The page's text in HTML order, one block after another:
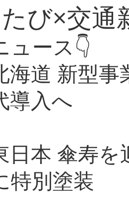
び×交通
ュース👇
海道 新型
導入へ
日本 傘寿
特別塗装